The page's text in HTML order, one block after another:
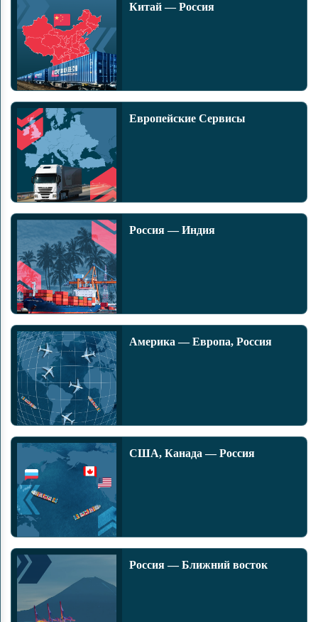
Китай — Россия
Европейские Сервисы
Россия — Индия
Америка — Европа, Россия
США, Канада — Россия
Россия — Ближний восток